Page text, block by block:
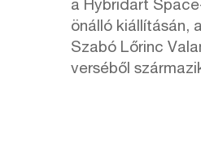
a Hybridart
önálló kiállításán,
Szabó Lőrinc
verséből